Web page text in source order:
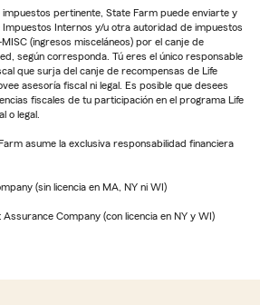
impuestos pertinente, State Farm puede enviarte y
Internos y/u otra autoridad de impuestos
(ingresos misceláneos) por el canje de
según corresponda. Tú eres el único responsable
que surja del canje de recompensas de Life
asesoría fiscal ni legal. Es posible que desees
fiscales de tu participación en el programa Life
o legal.
asume la exclusiva responsabilidad financiera
(sin licencia en MA, NY ni WI)
Company (con licencia en NY y WI)